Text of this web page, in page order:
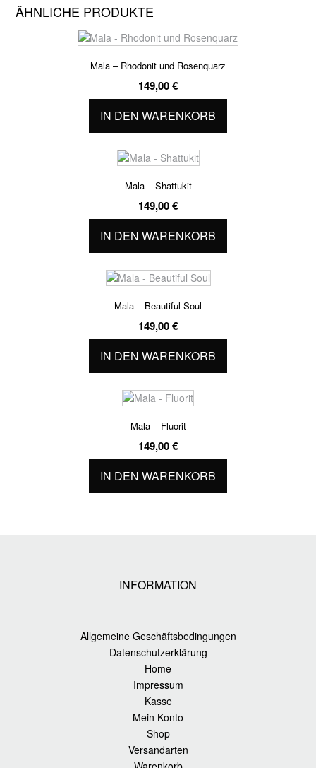
ÄHNLICHE PRODUKTE
Mala – Rhodonit und Rosenquarz
149,00€
IN DEN WARENKORB
Mala – Shattukit
149,00€
IN DEN WARENKORB
Mala – Beautiful Soul
149,00€
IN DEN WARENKORB
Mala – Fluorit
149,00€
IN DEN WARENKORB
INFORMATION
Allgemeine Geschäftsbedingungen
Datenschutzerklärung
Home
Impressum
Kasse
Mein Konto
Shop
Versandarten